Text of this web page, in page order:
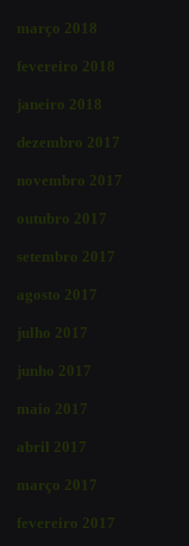
março 2018
fevereiro 2018
janeiro 2018
dezembro 2017
novembro 2017
outubro 2017
setembro 2017
agosto 2017
julho 2017
junho 2017
maio 2017
abril 2017
março 2017
fevereiro 2017